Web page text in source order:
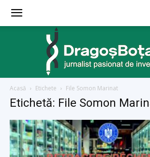
Acasă Etichete File Somon Marinat
Etichetă: File Somon